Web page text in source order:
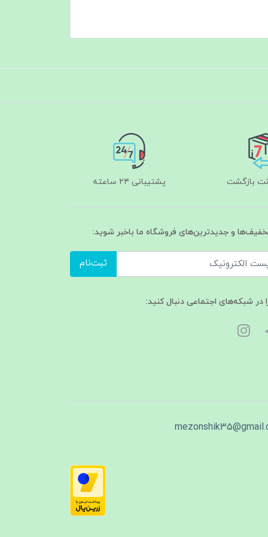
پشتیبانی ۲۴ ساعته
و جدیدترین‌های فروشگاه ما باخبر شوید:
ثبت‌نام
در شبکه‌های اجتماعی دنبال کنید: